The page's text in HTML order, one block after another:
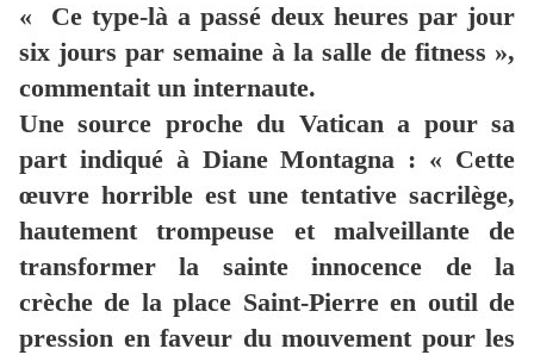
« Ce type-là a passé deux heures par jour
six jours par semaine à la salle de fitness »,
commentait un internaute.
Une source proche du Vatican a pour sa
part indiqué à Diane Montagna : « Cette
œuvre horrible est une tentative sacrilège,
hautement trompeuse et malveillante de
transformer la sainte innocence de la
crèche de la place Saint-Pierre en outil de
pression en faveur du mouvement pour les